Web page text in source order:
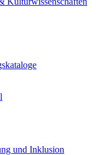
und Inklusion